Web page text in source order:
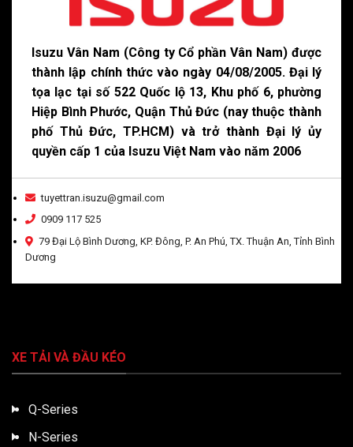
Isuzu Vân Nam (Công ty Cổ phần Vân Nam) được
thành lập chính thức vào ngày 04/08/2005. Đại lý
tọa lạc tại số 522 Quốc lộ 13, Khu phố 6, phường
Hiệp Bình Phước, Quận Thủ Đức (nay thuộc thành
phố Thủ Đức, TP.HCM) và trở thành Đại lý ủy
quyền cấp 1 của Isuzu Việt Nam vào năm 2006
tuyettran.isuzu@gmail.com
0909 117 525
79 Đại Lộ Bình Dương, KP. Đông, P. An Phú, TX. Thuận An, Tỉnh Bình
Dương
XE TẢI VÀ ĐẦU KÉO
Q-Series
N-Series